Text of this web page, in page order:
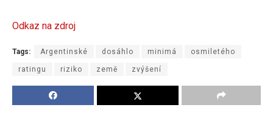
Odkaz na zdroj
Tags: Argentinské dosáhlo minimá osmiletého
ratingu riziko země zvýšení